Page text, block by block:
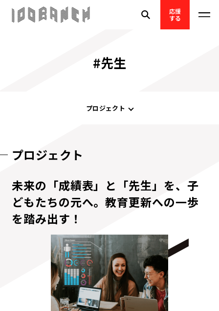
応援
する
#先生
プロジェクト
プロジェクト
未来の「成績表」と「先生」を、子
どもたちの元へ。教育更新への一歩
を踏み出す！